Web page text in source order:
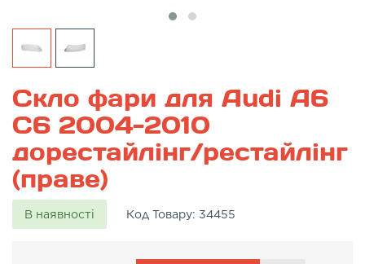
Скло фари для Audi A6
C6 2004-2010
дорестайлінг/рестайлінг
(праве)
В наявності Код Товару: 34455